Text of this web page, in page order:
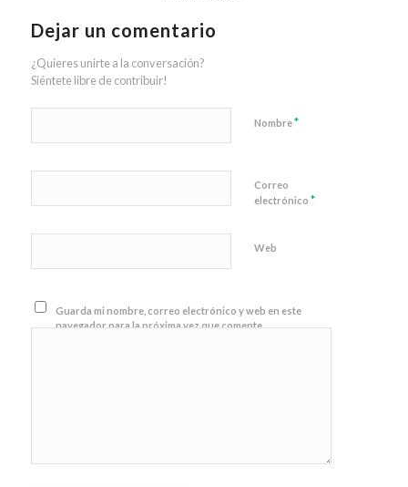
Dejar un comentario
¿Quieres unirte a la conversación?
Siéntete libre de contribuir!
Nombre*
Correo
electrónico *
Web
Guarda mi nombre, correo electrónico y web en este
navegador para la próxima vez que comente.